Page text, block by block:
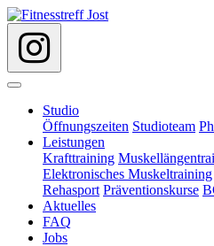
Studio
Öffnungszeiten Studioteam
Leistungen
Krafttraining
Elektronisches Muskeltraining
Rehasport Präventionskurse
Aktuelles
FAQ
Jobs